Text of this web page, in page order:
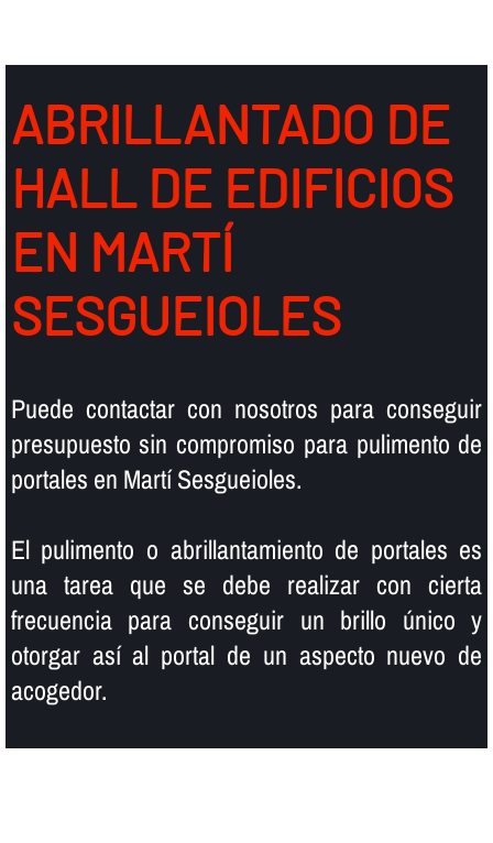
ABRILLANTADO DE
HALL DE EDIFICIOS
EN MARTÍ
SESGUEIOLES
Puede contactar con nosotros para conseguir
presupuesto sin compromiso para pulimento de
portales en Martí Sesgueioles.
El pulimento o abrillantamiento de portales es
una tarea que se debe realizar con cierta
frecuencia para conseguir un brillo único y
otorgar así­ al portal de un aspecto nuevo de
acogedor.